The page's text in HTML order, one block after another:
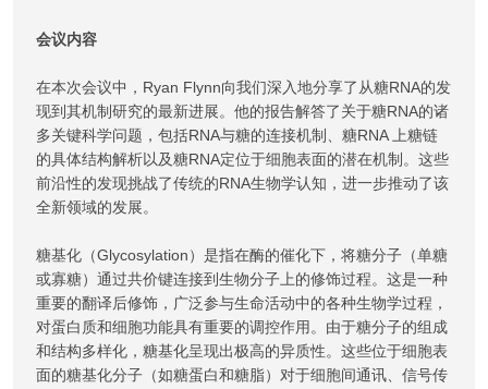
会议内容
在本次会议中，Ryan Flynn向我们深入地分享了从糖RNA的发
现到其机制研究的最新进展。他的报告解答了关于糖RNA的诸
多关键科学问题，包括RNA与糖的连接机制、糖RNA 上糖链
的具体结构解析以及糖RNA定位于细胞表面的潜在机制。这些
前沿性的发现挑战了传统的RNA生物学认知，进一步推动了该
全新领域的发展。
糖基化（Glycosylation）是指在酶的催化下，将糖分子（单糖
或寡糖）通过共价键连接到生物分子上的修饰过程。这是一种
重要的翻译后修饰，广泛参与生命活动中的各种生物学过程，
对蛋白质和细胞功能具有重要的调控作用。由于糖分子的组成
和结构多样化，糖基化呈现出极高的异质性。这些位于细胞表
面的糖基化分子（如糖蛋白和糖脂）对于细胞间通讯、信号传